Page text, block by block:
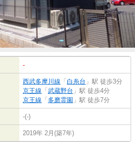
-
西武多摩川線 「 白糸台 」駅 徒歩3分
京王線 「 武蔵野台 」駅 徒歩4分
京王線 「 多磨霊園 」駅 徒歩7分
-(-)
2019年 2月(築7年)